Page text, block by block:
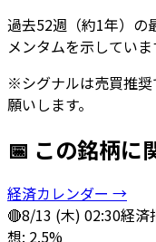
過去52週（約1年）の
メンタムを示してい
※シグナルは売買推
願いします。
📅 この銘柄に
経済カレンダー →
🔴8/13 (木) 02:30経済
想: 2.5%